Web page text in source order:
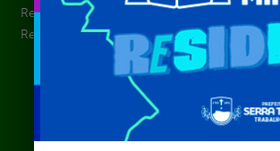
Recursos Humanos
Renúncias de Receitas